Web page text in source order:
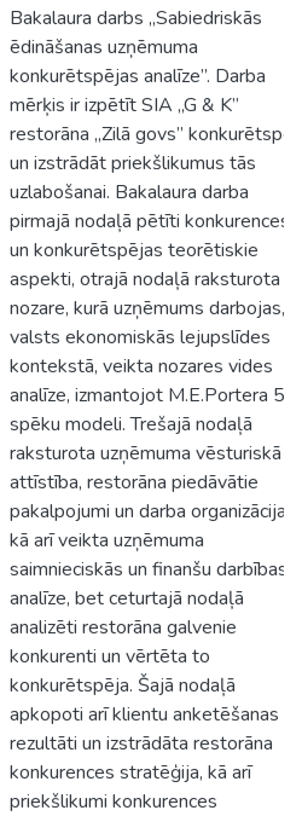
Bakalaura darbs „Sabiedriskās
ēdināšanas uzņēmuma
konkurētspējas analīze”. Darba
mērķis ir izpētīt SIA „G & K”
restorāna „Zilā govs”
un izstrādāt priekšlikumus tās
uzlabošanai. Bakalaura darba
pirmajā nodaļā pētīti konkurences
un konkurētspējas teorētiskie
aspekti, otrajā nodaļā raksturota
nozare, kurā uzņēmums darbojas,
valsts ekonomiskās lejupslīdes
kontekstā, veikta nozares vides
analīze, izmantojot M.E.Portera 5
spēku modeli. Trešajā nodaļā
raksturota uzņēmuma vēsturiskā
attīstība, restorāna piedāvātie
pakalpojumi un darba organizācija,
kā arī veikta uzņēmuma
saimnieciskās un finanšu darbības
analīze, bet ceturtajā nodaļā
analizēti restorāna galvenie
konkurenti un vērtēta to
konkurētspēja. Šajā nodaļā
apkopoti arī klientu anketēšanas
rezultāti un izstrādāta restorāna
konkurences stratēģija, kā arī
priekšlikumi konkurences